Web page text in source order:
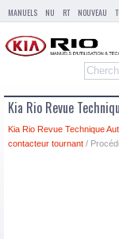
MANUELS NU RT NOUVEAU
Kia Rio Revue
Kia Rio Revue Technique
contacteur tournant /